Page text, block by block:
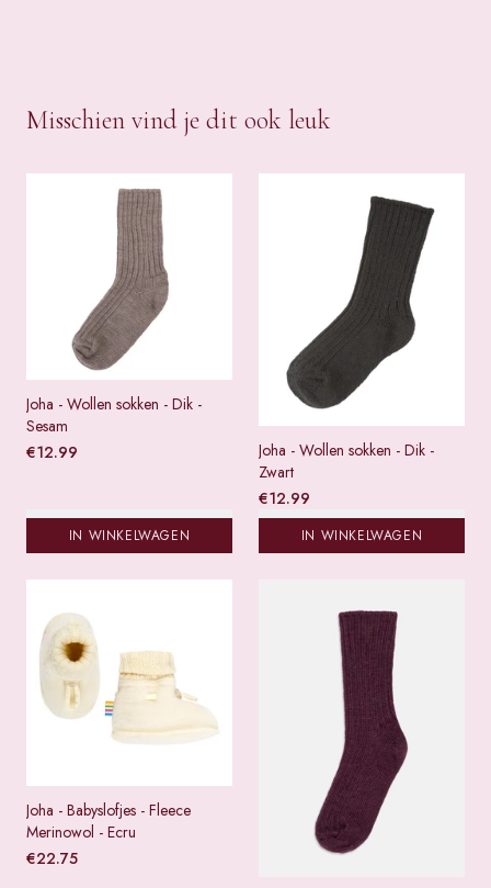
Misschien vind je dit ook leuk
Joha - Wollen sokken - Dik -
Sesam
€12.99
IN WINKELWAGEN
Joha - Wollen sokken - Dik -
Zwart
€12.99
IN WINKELWAGEN
Joha - Babyslofjes - Fleece
Merinowol - Ecru
€22.75